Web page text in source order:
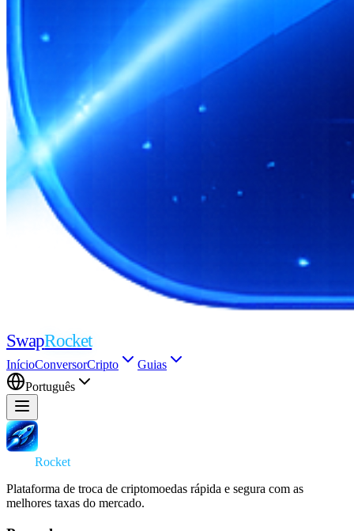
SwapRocket
InícioConversorCripto
Guias
Português
Rocket
Plataforma de troca de criptomoedas rápida e segura com as
melhores taxas do mercado.